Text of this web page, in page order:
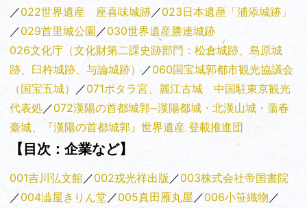
／022世界遺産 座喜味城跡／023日本遺産「浦添城跡」
／029首里城公園 ／030世界遺産勝連城跡
026文化庁（文化財第二課史跡部門：松倉城跡、島原城
跡、臼杵城跡、与論城跡）／060国宝城郭都市観光協議会
（国宝五城）
／071ポタラ宮、麗江古城 中国駐東京観光
代表処／072漢陽の首都城郭─漢陽都城・北漢山城・蕩春
臺城、『漢陽の首都城郭』世界遺産 登載推進団
【目次： 企業など】
001吉川弘文館／002戎光祥出版 ／003株式会社帝国書院
／004澁屋きりん堂 ／005真田雁丸屋 ／006小笹織物 ／